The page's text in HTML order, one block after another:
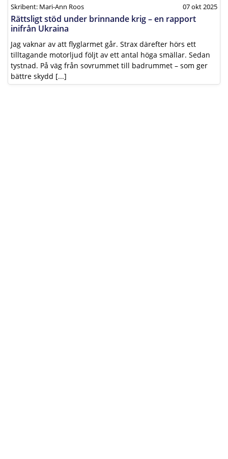
Skribent: Mari-Ann Roos 07 okt 2025
Rättsligt stöd under brinnande krig – en rapport
inifrån Ukraina
Jag vaknar av att flyglarmet går. Strax därefter hörs ett
tilltagande motorljud följt av ett antal höga smällar. Sedan
tystnad. På väg från sovrummet till badrummet – som ger
bättre skydd [...]